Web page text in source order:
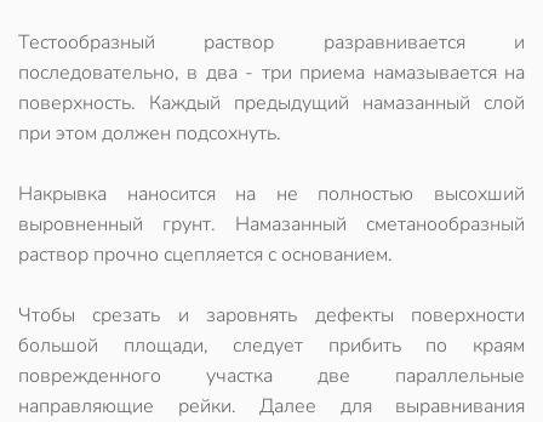
Тестообразный раствор разравнивается и
последовательно, в два - три приема намазывается на
поверхность. Каждый предыдущий намазанный слой
при этом должен подсохнуть.
Накрывка наносится на не полностью высохший
выровненный грунт. Намазанный сметанообразный
раствор прочно сцепляется с основанием.
Чтобы срезать и заровнять дефекты поверхности
большой площади, следует прибить по краям
поврежденного участка две параллельные
направляющие рейки. Далее для выравнивания